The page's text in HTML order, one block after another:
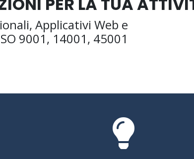
Applicativi Web e
9001, 14001, 45001